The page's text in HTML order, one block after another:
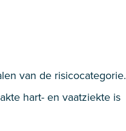
van de risicocategorie.
hart- en vaatziekte is